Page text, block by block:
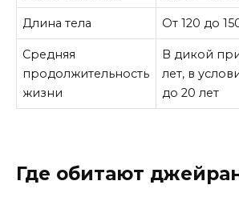
Длина тела От 120 до
Средняя
продолжительность
жизни
В дикой
лет, в
до 20 лет
Где обитают